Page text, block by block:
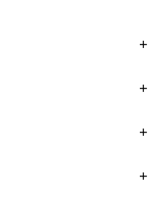
+
+
+
+